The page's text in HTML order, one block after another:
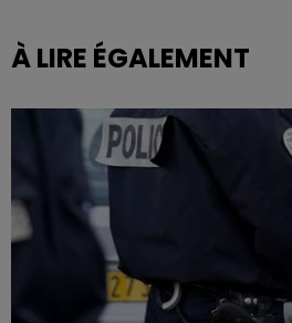
À LIRE ÉGALEMENT